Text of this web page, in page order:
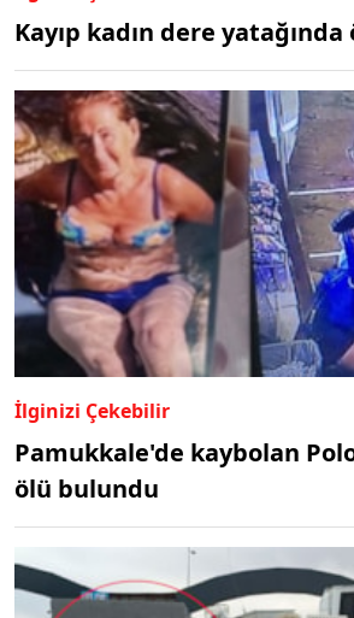
Kayıp kadın dere
İlginizi Çekebilir
Pamukkale'de kaybolan
ölü bulundu